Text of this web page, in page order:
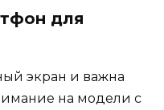
для
экран и важна
на модели с